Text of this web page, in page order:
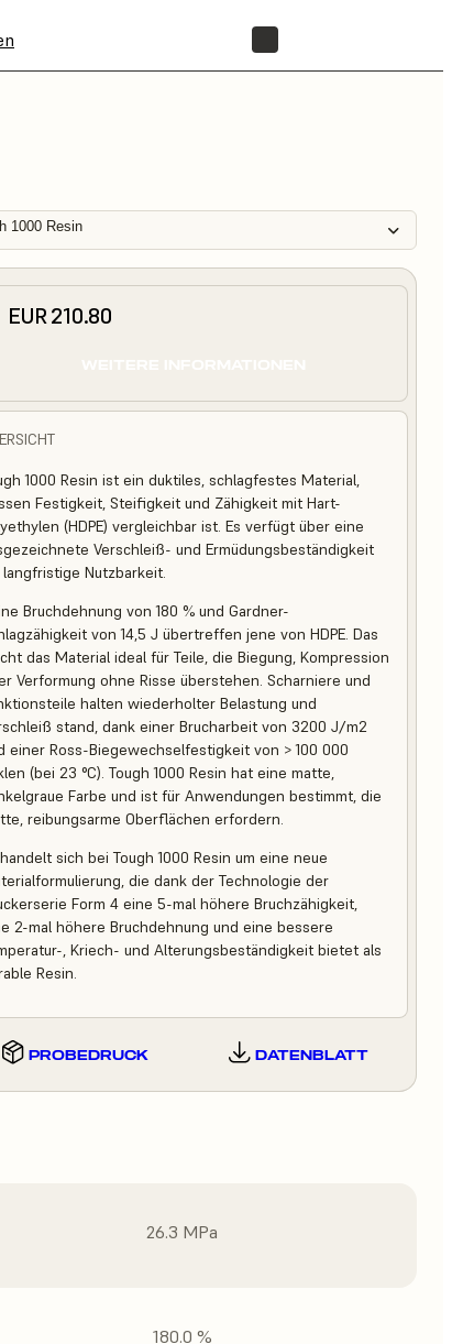
1000 Resin
EUR 210.80
1000 Resin ist ein duktiles, schlagfestes Material,
Festigkeit, Steifigkeit und Zähigkeit mit Hart-
(HDPE) vergleichbar ist. Es verfügt über eine
Verschleiß- und Ermüdungsbeständigkeit
Nutzbarkeit.
Bruchdehnung von 180 % und Gardner-
von 14,5 J übertreffen jene von HDPE. Das
das Material ideal für Teile, die Biegung, Kompression
Verformung ohne Risse überstehen. Scharniere und
halten wiederholter Belastung und
stand, dank einer Brucharbeit von 3200 J/m2
einer Ross-Biegewechselfestigkeit von > 100 000
(bei 23 °C). Tough 1000 Resin hat eine matte,
Farbe und ist für Anwendungen bestimmt, die
reibungsarme Oberflächen erfordern.
sich bei Tough 1000 Resin um eine neue
die dank der Technologie der
Form 4 eine 5-mal höhere Bruchzähigkeit,
2-mal höhere Bruchdehnung und eine bessere
, Kriech- und Alterungsbeständigkeit bietet als
Resin.
PROBEDRUCK DATENBLATT
26.3 MPa
180.0 %